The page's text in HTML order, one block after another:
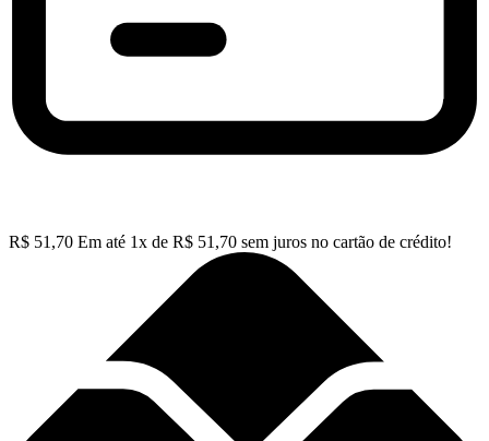
R$ 51,70 Em até 1x de R$ 51,70 sem juros no cartão de crédito!